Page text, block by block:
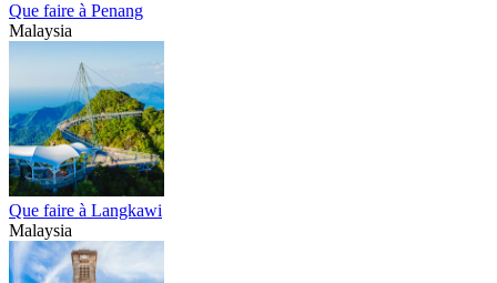
Que faire à Penang
Malaysia
Que faire à Langkawi
Malaysia